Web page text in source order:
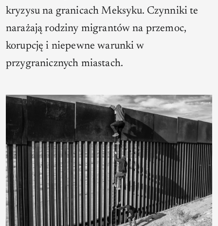
kryzysu na granicach Meksyku. Czynniki te
narażają rodziny migrantów na przemoc,
korupcję i niepewne warunki w
przygranicznych miastach.